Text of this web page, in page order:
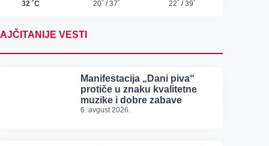
VESTI
Manifestacija „Dani piva“
protiče u znaku kvalitetne
muzike i dobre zabave
6. avgust 2026.